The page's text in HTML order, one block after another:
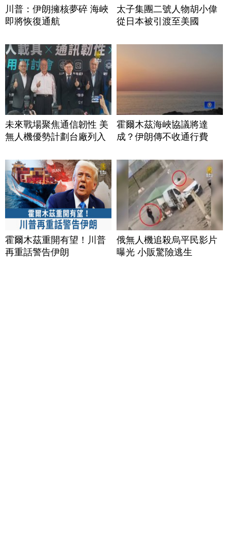
川普：伊朗擁核夢碎 海峽
即將恢復通航
太子集團二號人物胡小偉
從日本被引渡至美國
未來戰場聚焦通信韌性 美
無人機優勢計劃台廠列入
霍爾木茲海峽協議將達
成？伊朗傳不收通行費
霍爾木茲重開有望！川普
再重話警告伊朗
俄無人機追殺烏平民影片
曝光 小販驚險逃生